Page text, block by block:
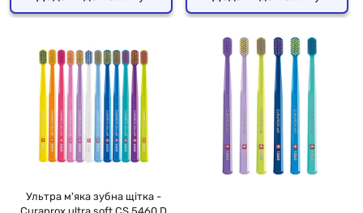
Ультра м'яка зубна щітка -